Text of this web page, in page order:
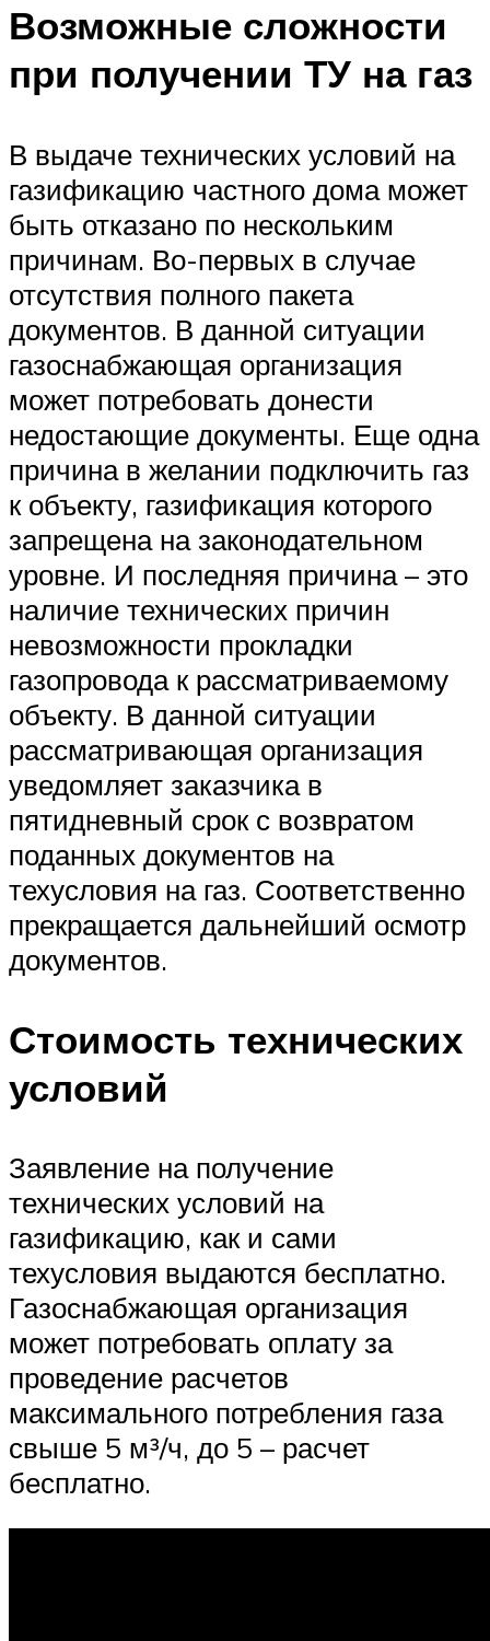
Возможные сложности
при получении ТУ на газ
В выдаче технических условий на
газификацию частного дома может
быть отказано по нескольким
причинам. Во-первых в случае
отсутствия полного пакета
документов. В данной ситуации
газоснабжающая организация
может потребовать донести
недостающие документы. Еще одна
причина в желании подключить газ
к объекту, газификация которого
запрещена на законодательном
уровне. И последняя причина – это
наличие технических причин
невозможности прокладки
газопровода к рассматриваемому
объекту. В данной ситуации
рассматривающая организация
уведомляет заказчика в
пятидневный срок с возвратом
поданных документов на
техусловия на газ. Соответственно
прекращается дальнейший осмотр
документов.
Стоимость технических
условий
Заявление на получение
технических условий на
газификацию, как и сами
техусловия выдаются бесплатно.
Газоснабжающая организация
может потребовать оплату за
проведение расчетов
максимального потребления газа
свыше 5 м³/ч, до 5 – расчет
бесплатно.